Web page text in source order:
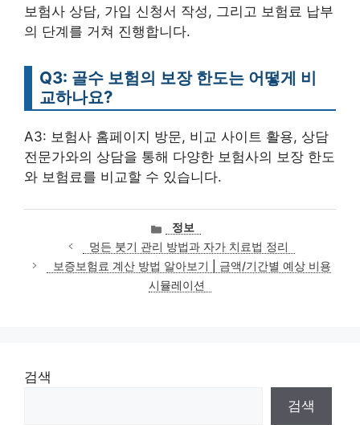
보험사 상담, 가입 신청서 작성, 그리고 보험료 납부
의 단계를 거쳐 진행합니다.
Q3: 골수 보험의 보장 한도는 어떻게 비
교하나요?
A3: 보험사 홈페이지 방문, 비교 사이트 활용, 상담
전문가와의 상담을 통해 다양한 보험사의 보장 한도
와 보험료를 비교할 수 있습니다.
카
테
고
리
정보
멍든 붓기 관리 방법과 자가 치료법 정리
보증보험료 계산 방법 알아보기 | 금액/기간별 예상 비용
시뮬레이션
검색
검색